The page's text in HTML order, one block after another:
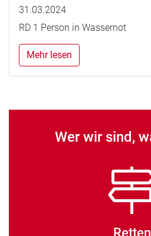
31.03.2024
RD 1 Person in Wassernot
Mehr lesen
Wer wir sind,
Retten